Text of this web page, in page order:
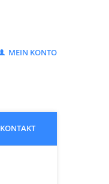
MEIN KONTO
KONTAKT